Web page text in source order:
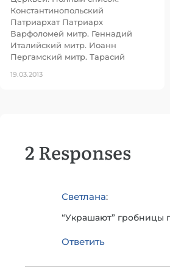
Константинопольский
Патриархат Патриарх
Варфоломей митр. Геннадий
Италийский митр. Иоанн
Пергамский митр. Тарасий
19.03.2013
2 Responses
Светлана:
“Украшают” гробницы
Ответить